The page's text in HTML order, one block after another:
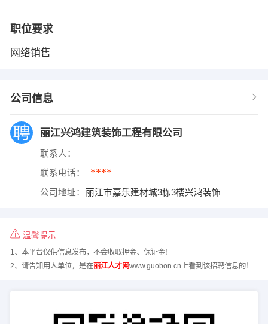
职位要求
网络销售
公司信息
丽江兴鸿建筑装饰工程有限公司
联系人：
联系电话： ****
公司地址： 丽江市嘉乐建材城3栋3楼兴鸿装饰
温馨提示
1、本平台仅供信息发布，不会收取押金、保证金！
2、请告知用人单位，是在丽江人才网www.guobon.cn上看到该招聘信息的！